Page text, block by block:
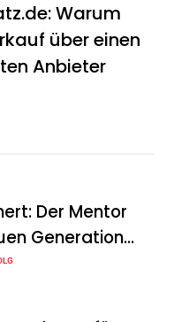
Warum
über einen
Anbieter
pro
– und
schafft
Der Mentor
Generation